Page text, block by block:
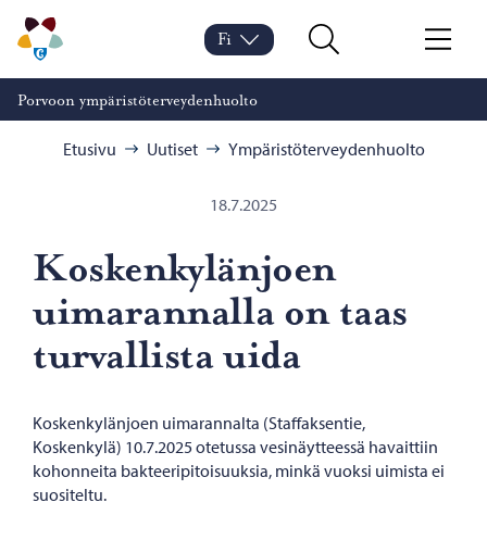
Porvoon ympäristöterveydenhuolto – Siirry kotisivulle
Valikko
Vaihda kieltä
Nykyinen kieli: Suomi
Fi
Hae
Porvoon ympäristöterveydenhuolto
Selaa:Etusivu Uutiset Ympäristöterveydenhuolto
18.7.2025
Koskenkylänjoen
uimarannalla on taas
turvallista uida
Koskenkylänjoen uimarannalta (Staffaksentie,
Koskenkylä) 10.7.2025 otetussa vesinäytteessä havaittiin
kohonneita bakteeripitoisuuksia, minkä vuoksi uimista ei
suositeltu.